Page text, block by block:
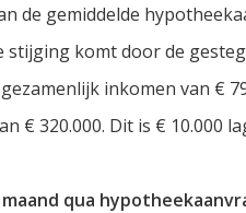
de gemiddelde
stijging komt door de
inkomen van €
€ 320.000. Dit is € 10.000
maand qua